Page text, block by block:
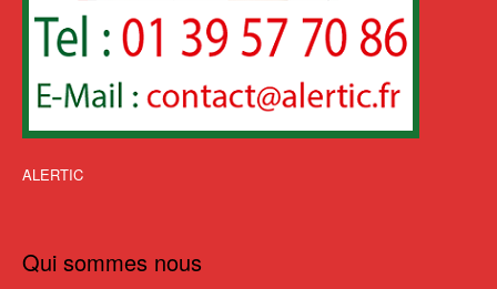
ALERTIC
Qui sommes nous